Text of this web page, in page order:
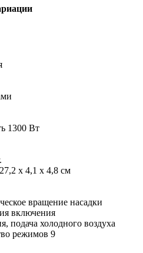
1300 Вт
x 4,1 x 4,8 см
вращение насадки
включения
подача холодного воздуха
режимов 9